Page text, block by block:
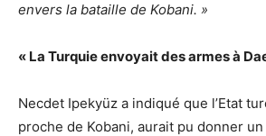
envers la bataille de Kobani. »
« La Turquie envoyait des armes à
Necdet Ipekyüz a indiqué que l’Etat
proche de Kobani, aurait pu donner